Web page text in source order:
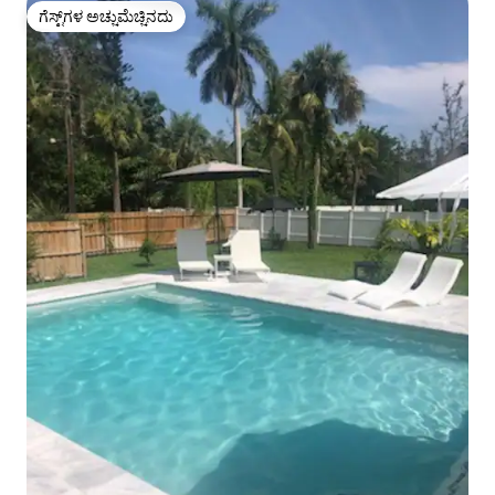
ಗೆಸ್ಟ್‌ಗಳ ಅಚ್ಚುಮೆಚ್ಚಿನದು
ಗೆಸ್ಟ್‌ಗಳ ಅಚ್ಚುಮೆಚ್ಚಿನದು